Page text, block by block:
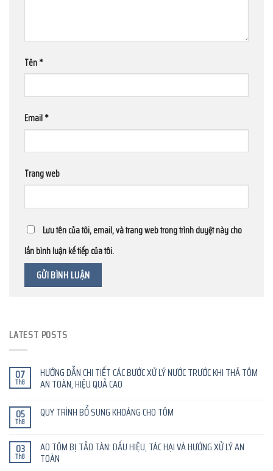
Tên*
Email*
Trang web
Lưu tên của tôi, email, và trang web trong trình duyệt này cho
lần bình luận kế tiếp của tôi.
LATEST POSTS
07
Th8
HƯỚNG DẪN CHI TIẾT CÁC BƯỚC XỬ LÝ NƯỚC TRƯỚC KHI THẢ TÔM
AN TOÀN, HIỆU QUẢ CAO
05
Th8
QUY TRÌNH BỔ SUNG KHOÁNG CHO TÔM
03
Th8
AO TÔM BỊ TẢO TÀN: DẤU HIỆU, TÁC HẠI VÀ HƯỚNG XỬ LÝ AN
TOÀN